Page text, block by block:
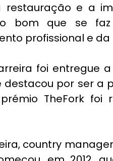
restauração e a
o bom que se
profissional e
foi entregue
destacou por ser a
TheFork
country